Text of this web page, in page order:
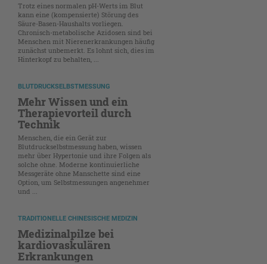
Trotz eines normalen pH-Werts im Blut
kann eine (kompensierte) Störung des
Säure-Basen-Haushalts vorliegen.
Chronisch-metabolische Azidosen sind bei
Menschen mit Nierenerkrankungen häufig
zunächst unbemerkt. Es lohnt sich, dies im
Hinterkopf zu behalten, ...
BLUTDRUCKSELBSTMESSUNG
Mehr Wissen und ein
Therapievorteil durch
Technik
Menschen, die ein Gerät zur
Blutdruckselbstmessung haben, wissen
mehr über Hypertonie und ihre Folgen als
solche ohne. Moderne kontinuierliche
Messgeräte ohne Manschette sind eine
Option, um Selbstmessungen angenehmer
und ...
TRADITIONELLE CHINESISCHE MEDIZIN
Medizinalpilze bei
kardiovaskulären
Erkrankungen